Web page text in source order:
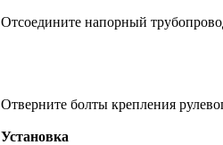
Отсоедините напорный
Отверните болты крепления
Установка